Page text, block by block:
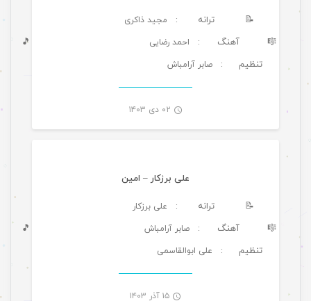
📝 ترانه : مجید ذاکری
🎼 آهنگ : احمد رضایی
🎵
تنظیم
: صابر آرامباش
۰۲ دی ۱۴۰۳
علی برزکار – امین
📝 ترانه : علی برزکار
🎼 آهنگ : صابر آرامباش
🎵
تنظیم
: علی ابوالقاسمی
۱۵ آذر ۱۴۰۳